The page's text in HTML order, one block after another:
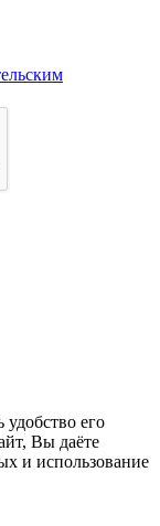
его
Вы даёте
и использование